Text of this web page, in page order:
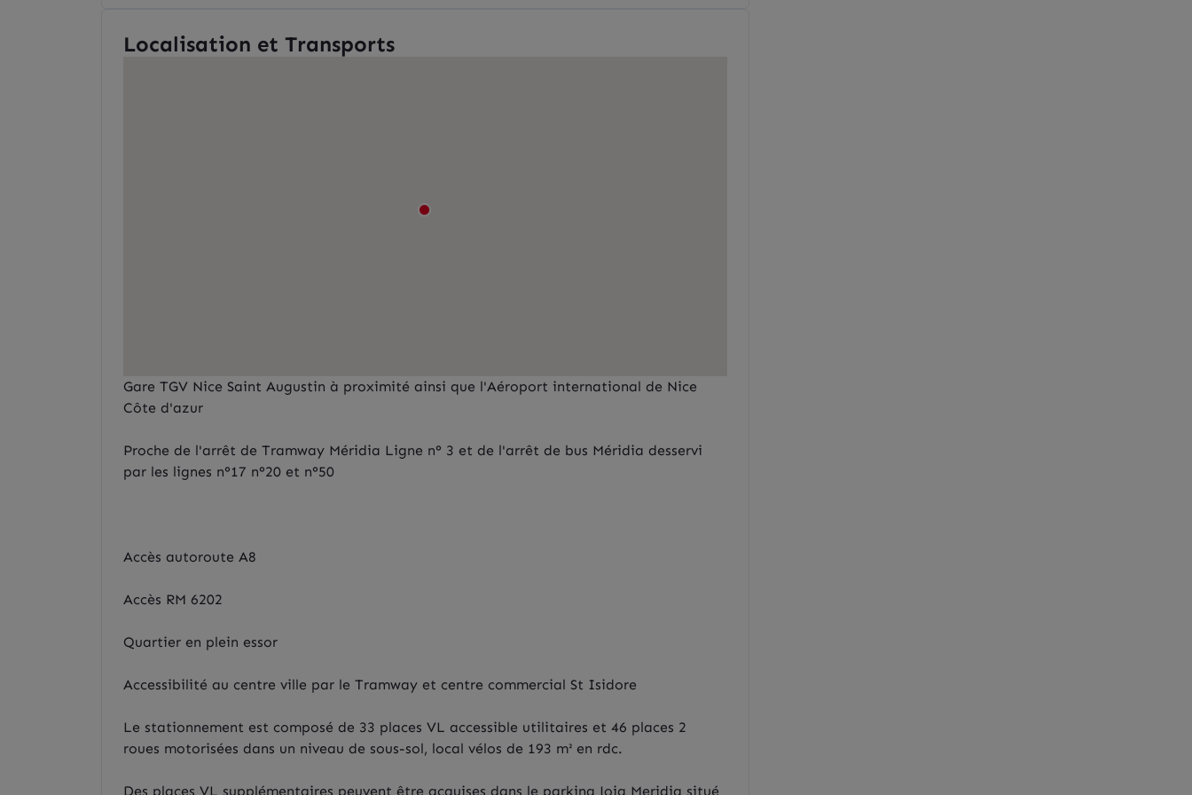
Localisation et Transports
Gare TGV Nice Saint Augustin à proximité ainsi que l'Aéroport international de Nice
Côte d'azur
Proche de l'arrêt de Tramway Méridia Ligne n° 3 et de l'arrêt de bus Méridia desservi
par les lignes n°17 n°20 et n°50
Accès autoroute A8
Accès RM 6202
Quartier en plein essor
Accessibilité au centre ville par le Tramway et centre commercial St Isidore
Le stationnement est composé de 33 places VL accessible utilitaires et 46 places 2
roues motorisées dans un niveau de sous-sol, local vélos de 193 m² en rdc.
Des places VL supplémentaires peuvent être acquises dans le parking Joia Meridia situé